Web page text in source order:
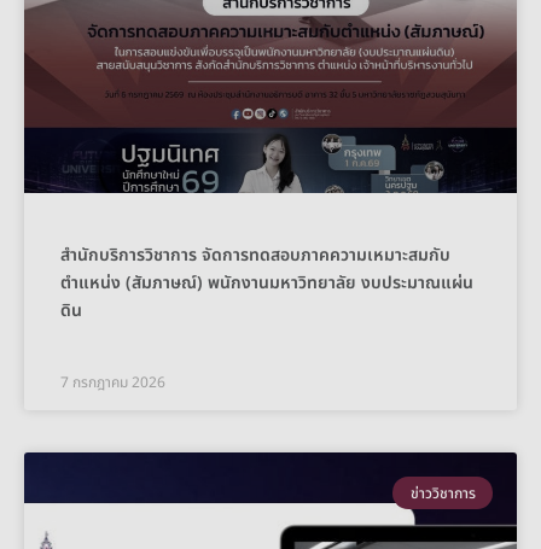
สำนักบริการวิชาการ จัดการทดสอบภาคความเหมาะสมกับ
ตำแหน่ง (สัมภาษณ์) พนักงานมหาวิทยาลัย งบประมาณแผ่น
ดิน
7 กรกฎาคม 2026
ข่าววิชาการ